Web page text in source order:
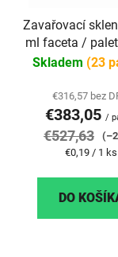
Zavařovací
ml faceta /
ks
Skladem (23
€316,57 bez
€383,05 /
€527,63
Jednotková
€0,19 / 1 ks
DO